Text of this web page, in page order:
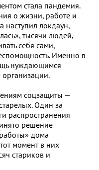
стала пандемия.
о жизни, работе и
локдаун,
тысячи людей,
себя сами,
Именно в
нуждающимся
соцзащиты —
Один за
распространения
решение
дома
момент в них
стариков и